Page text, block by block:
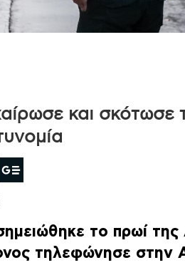
και σκότωσε
το πρωί
τηλεφώνησε στην